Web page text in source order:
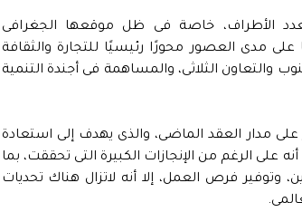
الأطراف، خاصة فى ظل موقعها الجغرافى
على مدى العصور محورًا رئيسيًا للتجارة والثقافة
والتعاون الثلاثى، والمساهمة فى أجندة التنمية
مدار العقد الماضى، والذى يهدف إلى استعادة
على الرغم من الإنجازات الكبيرة التى تحققت، بما
وتوفير فرص العمل، إلا أنه لاتزال هناك تحديات